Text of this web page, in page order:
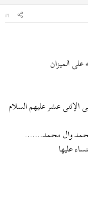
#1
على الميزان
عشر عليهم السلام
محمد وال محمد.......
عليها